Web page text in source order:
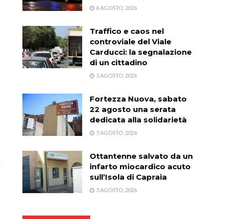
6 AGOSTO, 2026
Traffico e caos nel
controviale del Viale
Carducci: la segnalazione
di un cittadino
5 AGOSTO, 2026
Fortezza Nuova, sabato
22 agosto una serata
dedicata alla solidarietà
5 AGOSTO, 2026
Ottantenne salvato da un
infarto miocardico acuto
sull’Isola di Capraia
5 AGOSTO, 2026